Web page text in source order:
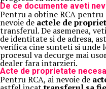
De ce documente aveti
Pentru a obtine RCA pentru
nevoie de actele de
transferul. De asemenea,
de identitate si de adresa,
verifica cine sunteti si unde
procesul va decurge mai
dealer fara intarzieri.
Acte de proprietate
Pentru RCA, ai nevoie de